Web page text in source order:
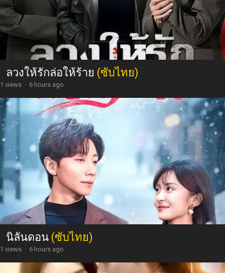
ลวงให้รักล่อให้ร้าย (ซับไทย)
1 views · 6 hours ago
นิลันดอน (ซับไทย)
1 views · 6 hours ago